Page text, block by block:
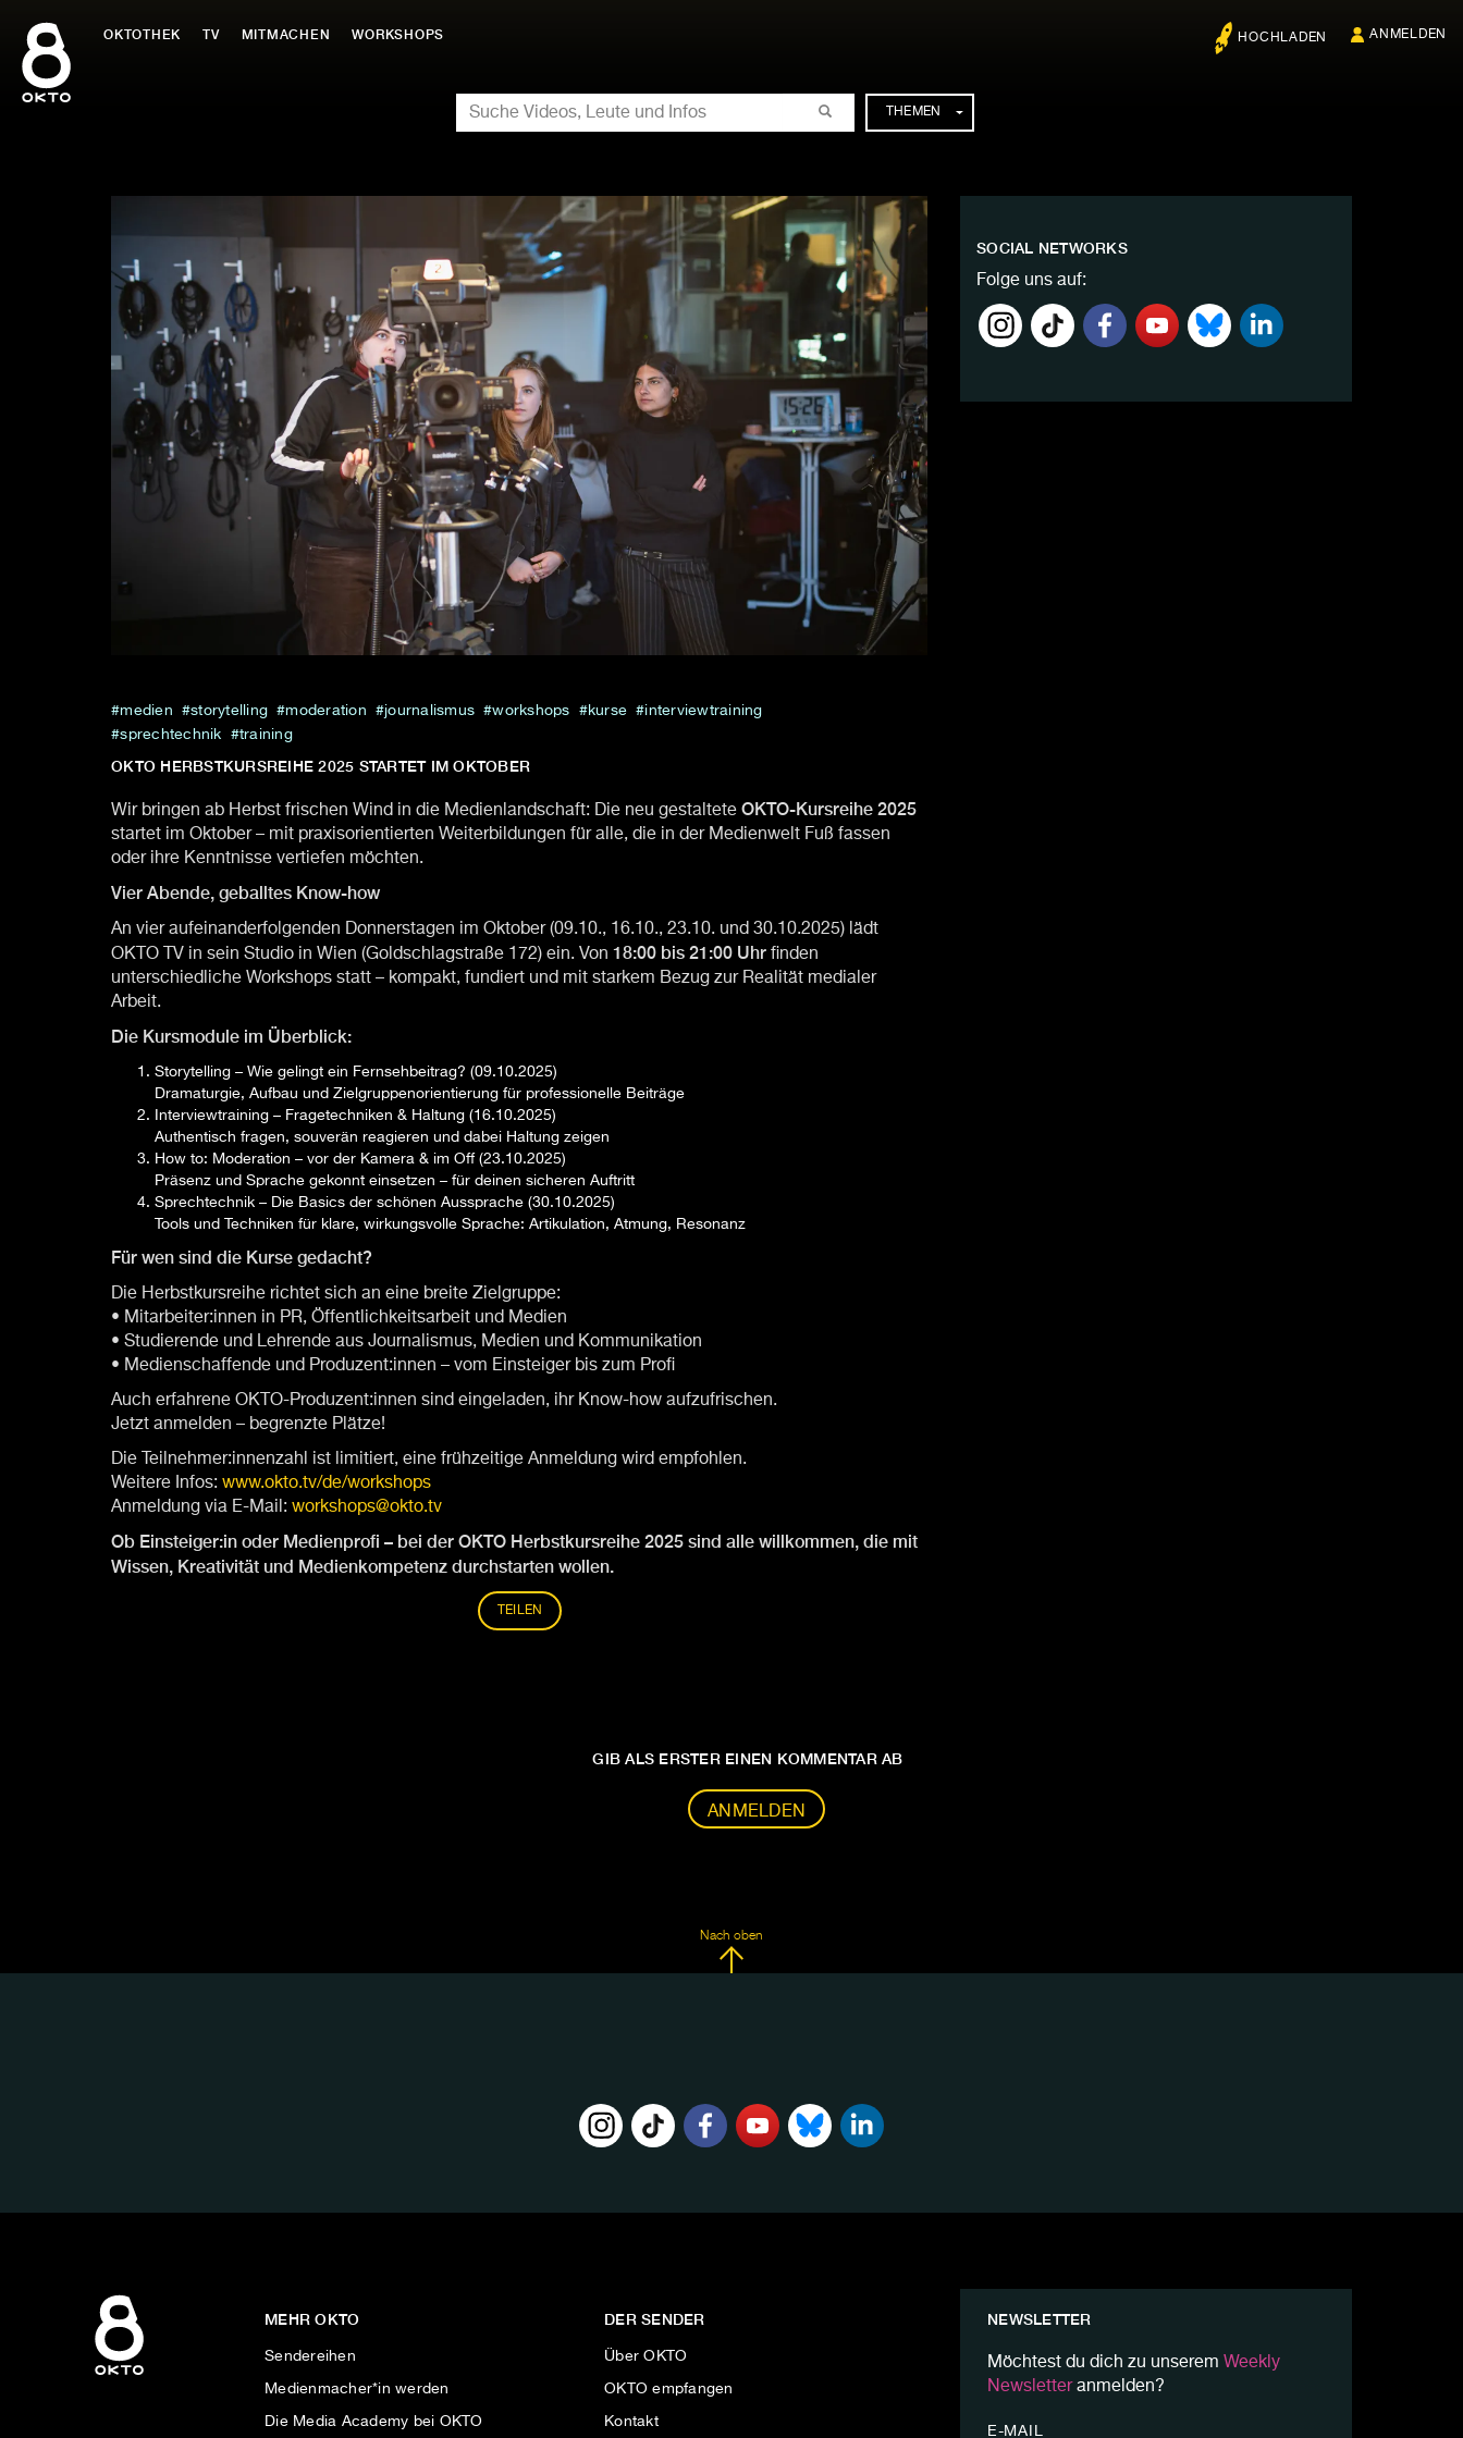
Inhalt
springen
OKTOTHEK TV MITMACHEN WORKSHOPS HOCHLADEN ANMELDEN
SUCHE
THEMEN
medien storytelling moderation journalismus workshops kurse
interviewtraining
sprechtechnik
training
OKTO HERBSTKURSREIHE 2025 STARTET IM OKTOBER
Wir bringen ab Herbst frischen Wind in die Medienlandschaft: Die neu gestaltete OKTO-Kursreihe 2025
startet im Oktober – mit praxisorientierten Weiterbildungen für alle, die in der Medienwelt Fuß fassen
oder ihre Kenntnisse vertiefen möchten.
Vier Abende, geballtes Know-how
An vier aufeinanderfolgenden Donnerstagen im Oktober (09.10., 16.10., 23.10. und 30.10.2025) lädt
OKTO TV in sein Studio in Wien (Goldschlagstraße 172) ein. Von 18:00 bis 21:00 Uhr finden
unterschiedliche Workshops statt – kompakt, fundiert und mit starkem Bezug zur Realität medialer
Arbeit.
Die Kursmodule im Überblick:
Storytelling – Wie gelingt ein Fernsehbeitrag? (09.10.2025)
Dramaturgie, Aufbau und Zielgruppenorientierung für professionelle Beiträge
Interviewtraining – Fragetechniken & Haltung (16.10.2025)
Authentisch fragen, souverän reagieren und dabei Haltung zeigen
How to: Moderation – vor der Kamera & im Off (23.10.2025)
Präsenz und Sprache gekonnt einsetzen – für deinen sicheren Auftritt
Sprechtechnik – Die Basics der schönen Aussprache (30.10.2025)
Tools und Techniken für klare, wirkungsvolle Sprache: Artikulation, Atmung, Resonanz
Für wen sind die Kurse gedacht?
Die Herbstkursreihe richtet sich an eine breite Zielgruppe:
• Mitarbeiter:innen in PR, Öffentlichkeitsarbeit und Medien
• Studierende und Lehrende aus Journalismus, Medien und Kommunikation
• Medienschaffende und Produzent:innen – vom Einsteiger bis zum Profi
Auch erfahrene OKTO-Produzent:innen sind eingeladen, ihr Know-how aufzufrischen.
Jetzt anmelden – begrenzte Plätze!
Die Teilnehmer:innenzahl ist limitiert, eine frühzeitige Anmeldung wird empfohlen.
Weitere Infos: www.okto.tv/de/workshops
Anmeldung via E-Mail: workshops@okto.tv
Ob Einsteiger:in oder Medienprofi – bei der OKTO Herbstkursreihe 2025 sind alle willkommen, die mit
Wissen, Kreativität und Medienkompetenz durchstarten wollen.
TEILEN
GIB ALS ERSTER EINEN KOMMENTAR AB
ANMELDEN
SOCIAL NETWORKS
Folge uns auf:
Nach oben
MEHR OKTO
Sendereihen
Medienmacher*in werden
Die Media Academy bei OKTO
DER SENDER
Über OKTO
OKTO empfangen
Kontakt
NEWSLETTER
Möchtest du dich zu unserem Weekly
Newsletteranmelden?
E-MAIL